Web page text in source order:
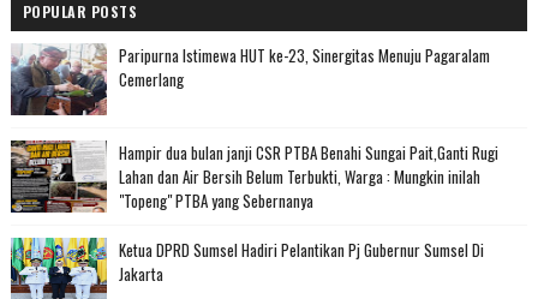
POPULAR POSTS
Paripurna Istimewa HUT ke-23, Sinergitas Menuju Pagaralam
Cemerlang
Hampir dua bulan janji CSR PTBA Benahi Sungai Pait,Ganti Rugi
Lahan dan Air Bersih Belum Terbukti, Warga : Mungkin inilah
"Topeng" PTBA yang Sebernanya
Ketua DPRD Sumsel Hadiri Pelantikan Pj Gubernur Sumsel Di
Jakarta